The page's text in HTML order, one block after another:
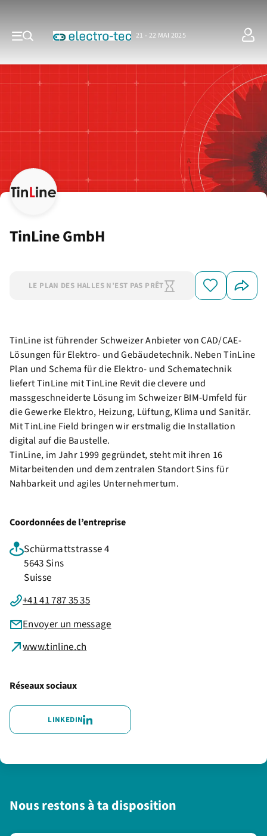
21 - 22 MAI 2025
TinLine GmbH
LE PLAN DES HALLES N’EST PAS PRÊT
TinLine ist führender Schweizer Anbieter von CAD/CAE-
Lösungen für Elektro- und Gebäudetechnik. Neben TinLine
Plan und Schema für die Elektro- und Schematechnik
liefert TinLine mit TinLine Revit die clevere und
massgeschneiderte Lösung im Schweizer BIM-Umfeld für
die Gewerke Elektro, Heizung, Lüftung, Klima und Sanitär.
Mit TinLine Field bringen wir erstmalig die Installation
digital auf die Baustelle.
TinLine, im Jahr 1999 gegründet, steht mit ihren 16
Mitarbeitenden und dem zentralen Standort Sins für
Nahbarkeit und agiles Unternehmertum.
Coordonnées de l’entreprise
Schürmattstrasse 4
5643 Sins
Suisse
+41 41 787 35 35
Envoyer un message
www.tinline.ch
Réseaux sociaux
LINKEDIN
Nous restons à ta disposition